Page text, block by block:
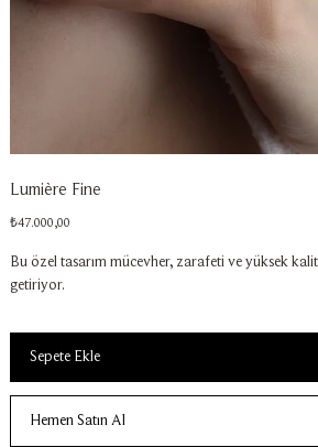
Lumière Fine
Fiyat
₺47.000,00
Bu özel tasarım mücevher, zarafeti ve yüksek
getiriyor.
Sepete Ekle
Hemen Satın Al